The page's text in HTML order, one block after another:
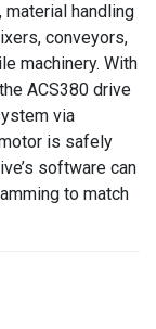
handling
conveyors,
machinery. With
ACS380 drive
via
is safely
software can
to match